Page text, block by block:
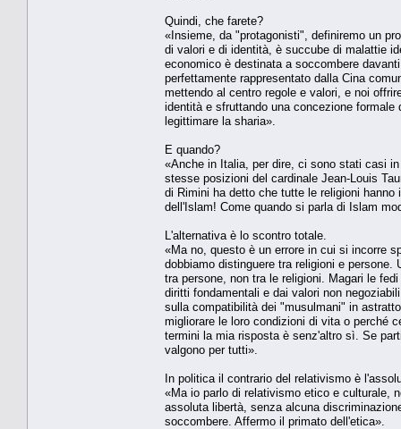
Quindi, che farete?
«Insieme, da "protagonisti", definiremo un
di valori e di identità, è succube di malattie
economico è destinata a soccombere
perfettamente rappresentato dalla Cina
mettendo al centro regole e valori, e noi
identità e sfruttando una concezione
legittimare la sharia».
E quando?
«Anche in Italia, per dire, ci sono stati casi
stesse posizioni del cardinale Jean-Louis
di Rimini ha detto che tutte le religioni
dell'Islam! Come quando si parla di Islam
L'alternativa è lo scontro totale.
«Ma no, questo è un errore in cui si incorre
dobbiamo distinguere tra religioni e
tra persone, non tra le religioni. Magari le
diritti fondamentali e dai valori non
sulla compatibilità dei "musulmani" in
migliorare le loro condizioni di vita o perché
termini la mia risposta è senz'altro sì. Se
valgono per tutti».
In politica il contrario del relativismo è
«Ma io parlo di relativismo etico e culturale,
assoluta libertà, senza alcuna
soccombere. Affermo il primato dell'etica».